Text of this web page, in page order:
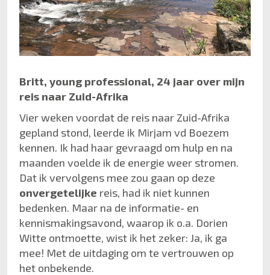
Britt, young professional, 24 jaar over mijn
reis naar Zuid-Afrika
Vier weken voordat de reis naar Zuid-Afrika
gepland stond, leerde ik Mirjam vd Boezem
kennen. Ik had haar gevraagd om hulp en na
maanden voelde ik de energie weer stromen.
Dat ik vervolgens mee zou gaan op deze
onvergetelijke reis, had ik niet kunnen
bedenken. Maar na de informatie- en
kennismakingsavond, waarop ik o.a. Dorien
Witte ontmoette, wist ik het zeker: Ja, ik ga
mee! Met de uitdaging om te vertrouwen op
het onbekende.